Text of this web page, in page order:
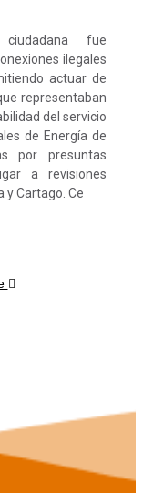
fue
ilegales
actuar de
representaban
del servicio
de Energía de
por presuntas
a revisiones
y Cartago. Ce